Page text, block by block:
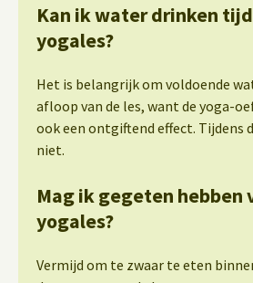
Kan ik water drinken
yogales?
Het is belangrijk om voldoende
afloop van de les, want de yoga-
ook een ontgiftend effect. Tijdens
niet.
Mag ik gegeten hebben
yogales?
Vermijd om te zwaar te eten